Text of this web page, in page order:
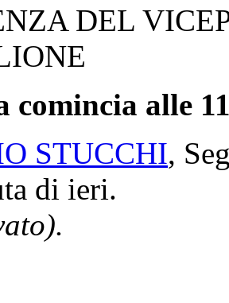
DEL
comincia alle
STUCCHI,
di ieri.